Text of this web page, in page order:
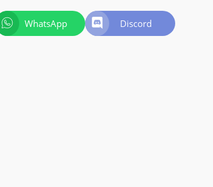
WhatsApp Discord